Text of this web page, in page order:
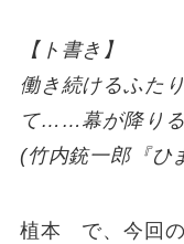
【ト書き】
働き続けるふた
て……幕が降りる
(竹内銃一郎『ひ
植本 で、今回の